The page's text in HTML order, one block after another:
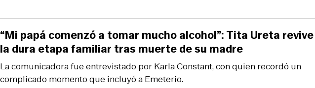
La comunicadora fue entrevistado por Karla Constant, con quien recordó un
complicado momento que incluyó a Emeterio.
“Mi papá comenzó a tomar mucho alcohol”: Tita Ureta revive
la dura etapa familiar tras muerte de su madre